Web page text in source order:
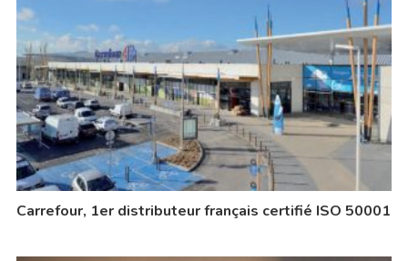
Carrefour, 1er distributeur français certifié ISO 50001